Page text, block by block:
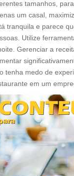
tamanhos,
um casal,
tranquila e parece
Utilize
Gerenciar a
tenha medo de
em um